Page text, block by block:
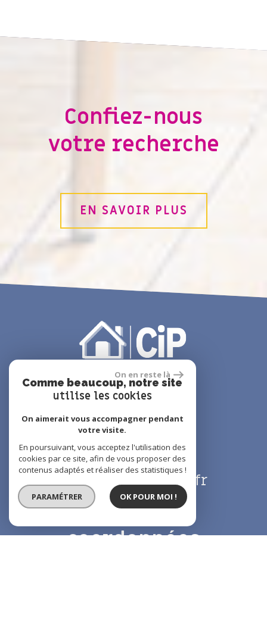
Confiez-nous
votre recherche
EN SAVOIR PLUS
Nos
coordonnées
01 48 61 14 44
01 49 63 39 40
labbe.cip@hotmail.fr
On en reste là
Comme beaucoup, notre site
utilise les cookies
On aimerait vous accompagner pendant
votre visite.
En poursuivant, vous acceptez l'utilisation des
cookies par ce site, afin de vous proposer des
contenus adaptés et réaliser des statistiques !
PARAMÉTRER OK POUR MOI !